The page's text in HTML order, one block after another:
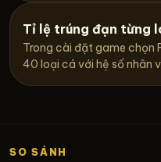
Tỉ lệ trúng đạn từng
Trong cài đặt game chọn
40 loại cá với hệ số nhân
SO SÁNH